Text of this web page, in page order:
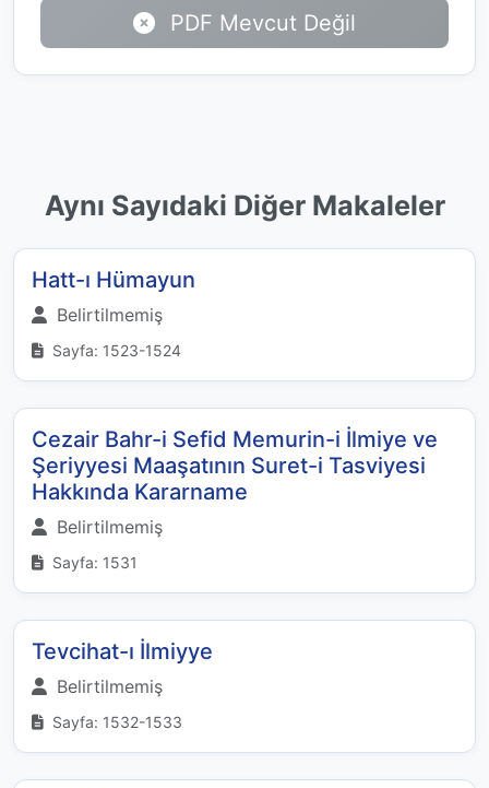
PDF Mevcut Değil
Aynı Sayıdaki Diğer Makaleler
Hatt-ı Hümayun
Belirtilmemiş
Sayfa: 1523-1524
Cezair Bahr-i Sefid Memurin-i İlmiye ve
Şeriyyesi Maaşatının Suret-i Tasviyesi
Hakkında Kararname
Belirtilmemiş
Sayfa: 1531
Tevcihat-ı İlmiyye
Belirtilmemiş
Sayfa: 1532-1533